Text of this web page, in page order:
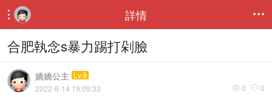
 詳情 
合肥執念s暴力踢打剁臉
嬌嬌公主 Lv.9
 0  0
2022-6-14 19:09:33